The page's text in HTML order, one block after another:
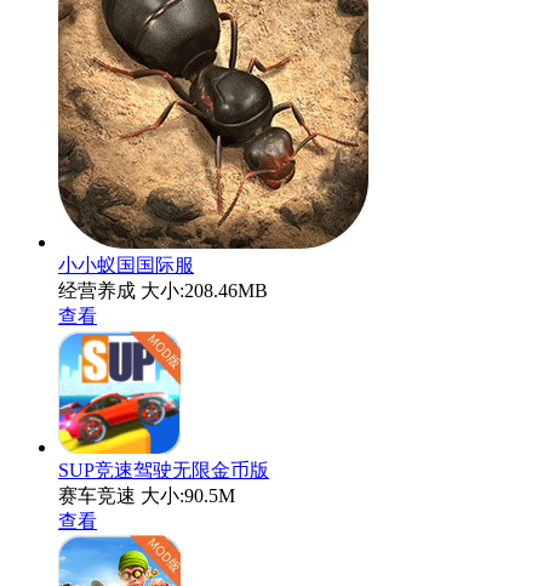
小小蚁国国际服
经营养成 大小:208.46MB
查看
SUP竞速驾驶无限金币版
赛车竞速 大小:90.5M
查看